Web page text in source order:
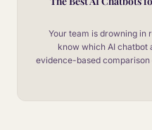
Your team is drowning in
know which AI chatbot
evidence-based